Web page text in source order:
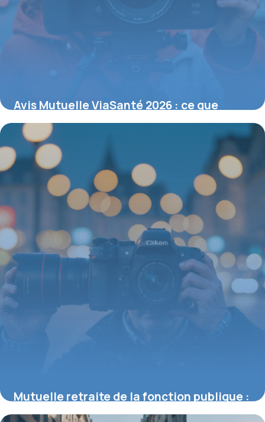
Avis Mutuelle ViaSanté 2026 : ce que
disent vraiment les assurés
27 août 2026
Mutuelle retraite de la fonction publique :
tout ce qu’il faut savoir